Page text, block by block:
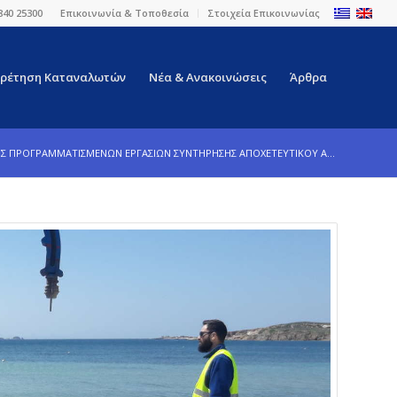
Επικοινωνία & Τοποθεσία Στοιχεία Επικοινωνίας
25300
Καταναλωτών Νέα & Ανακοινώσεις Άρθρα
ΠΡΟΓΡΑΜΜΑΤΙΣΜΕΝΩΝ ΕΡΓΑΣΙΩΝ ΣΥΝΤΗΡΗΣΗΣ ΑΠΟΧΕΤΕΥΤΙΚΟΥ Α...